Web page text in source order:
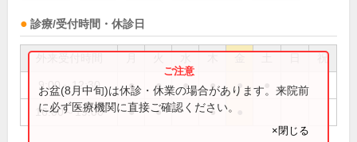
診療/受付時間・休診日
祝
9:00～12:30 ● ● ● ● ●
16:00～19:00 ● ● ●
お盆(8月中旬)は休診・休業の場合があります。来院前
に必ず医療機関に直接ご確認ください。
×閉じる